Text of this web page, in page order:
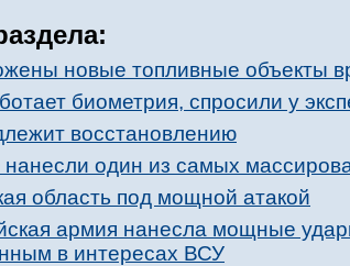
новые топливные объекты
биометрия, спросили у
восстановлению
один из самых
область под мощной атакой
армия нанесла мощные
в интересах ВСУ